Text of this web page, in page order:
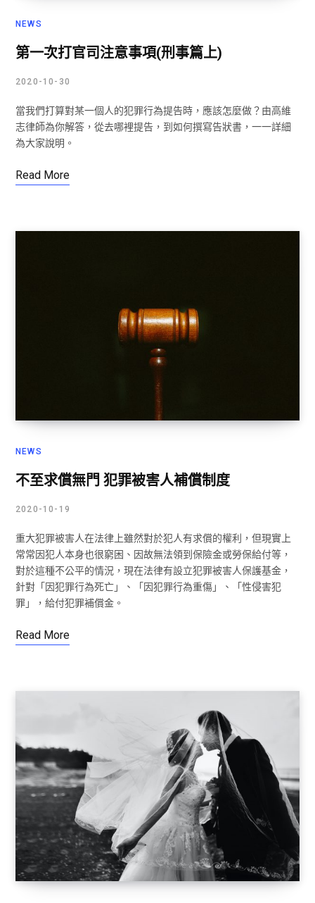
NEWS
第一次打官司注意事項(刑事篇上)
2020-10-30
當我們打算對某一個人的犯罪行為提告時，應該怎麼做？由高維
志律師為你解答，從去哪裡提告，到如何撰寫告狀書，一一詳細
為大家說明。
Read More
NEWS
不至求償無門 犯罪被害人補償制度
2020-10-19
重大犯罪被害人在法律上雖然對於犯人有求償的權利，但現實上
常常因犯人本身也很窮困、因故無法領到保險金或勞保給付等，
對於這種不公平的情況，現在法律有設立犯罪被害人保護基金，
針對「因犯罪行為死亡」、「因犯罪行為重傷」、「性侵害犯
罪」，給付犯罪補償金。
Read More